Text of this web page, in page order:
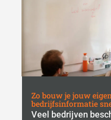
Zo bouw je jouw
bedrijfsinformatie
Veel bedrijven